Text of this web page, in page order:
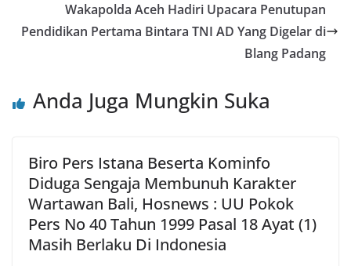
Wakapolda Aceh Hadiri Upacara Penutupan
Pendidikan Pertama Bintara TNI AD Yang Digelar di
Blang Padang
Anda Juga Mungkin Suka
Biro Pers Istana Beserta Kominfo
Diduga Sengaja Membunuh Karakter
Wartawan Bali, Hosnews : UU Pokok
Pers No 40 Tahun 1999 Pasal 18 Ayat (1)
Masih Berlaku Di Indonesia